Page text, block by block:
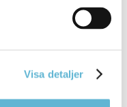
Visa detaljer